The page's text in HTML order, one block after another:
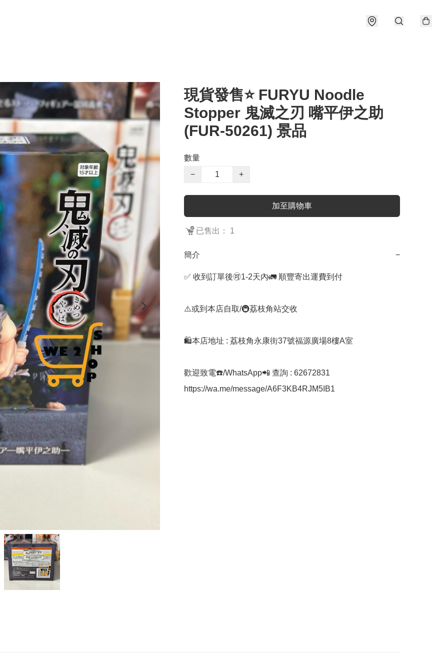
現貨發售⭐ FURYU Noodle
Stopper 鬼滅之刃 嘴平伊之助
(FUR-50261) 景品
數量
−
+
加至購物車
已售出： 1
簡介 −
✅ 收到訂單後🉑1-2天內🚛 順豐寄出運費到付
⚠️或到本店自取/🚇荔枝角站交收
🛍️本店地址 : 荔枝角永康街37號福源廣場8樓A室
歡迎致電☎️/WhatsApp📲 查詢 : 62672831
https://wa.me/message/A6F3KB4RJM5IB1